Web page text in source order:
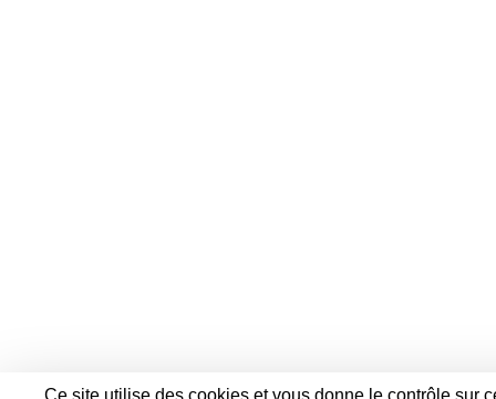
Ce site utilise des cookies et vous donne le contrôle sur